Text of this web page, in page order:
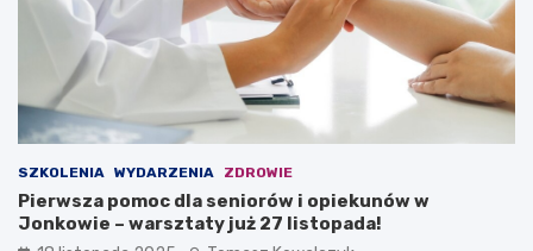
SZKOLENIA WYDARZENIA ZDROWIE
Pierwsza pomoc dla seniorów i opiekunów w
Jonkowie – warsztaty już 27 listopada!